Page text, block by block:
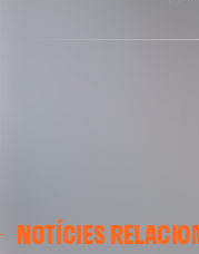
NOTÍCIES
ENTRENAMENT